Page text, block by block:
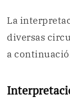
La
diversas
a